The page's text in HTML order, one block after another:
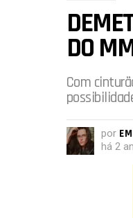
DO
Com
por
há 2